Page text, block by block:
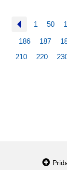
1 50
186 187
210
220